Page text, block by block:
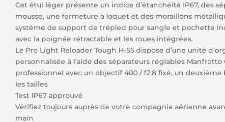
Cet étui léger présente un indice d’étanchéité IP67, des
mousse, une fermeture à loquet et des moraillons
système de support de trépied pour sangle et pochette
avec la poignée rétractable et les roues intégrées.
Le Pro Light Reloader Tough H-55 dispose d’une unité
personnalisée à l’aide des séparateurs réglables
professionnel avec un objectif 400 / f2.8 fixé, un
les tailles
Test IP67 approuvé
Vérifiez toujours auprès de votre compagnie aérienne
main